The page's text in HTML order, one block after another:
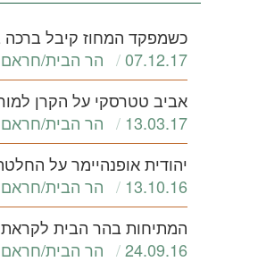
כשמפקד המחוז קיבל
07.12.17
הר הבית/
אביב טטרסקי על הקרן
13.03.17
הר הבית/
יהודית אופנהיימר על
13.10.16
הר הבית/
המתיחות בהר הבית
24.09.16
הר הבית/